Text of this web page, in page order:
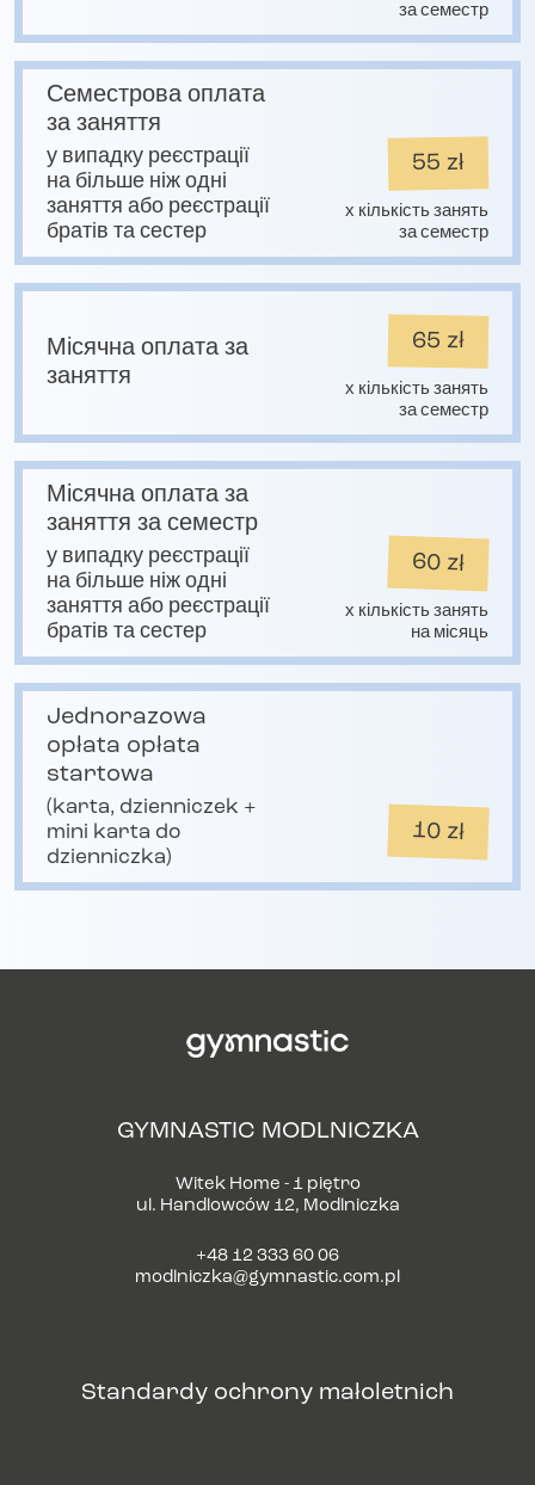
за семестр
Семестрова оплата
за заняття
у випадку реєстрації
на більше ніж одні
заняття або реєстрації
братів та сестер
55 zł
x кількість занять
за семестр
Місячна оплата за
заняття
65 zł
x кількість занять
за семестр
Місячна оплата за
заняття за семестр
у випадку реєстрації
на більше ніж одні
заняття або реєстрації
братів та сестер
60 zł
x кількість занять
на місяць
Jednorazowa
opłata opłata
startowa
(karta, dzienniczek +
mini karta do
dzienniczka)
10 zł
GYMNASTIC MODLNICZKA
Witek Home - 1 piętro
ul. Handlowców 12, Modlniczka
+48 12 333 60 06
modlniczka@gymnastic.com.pl
Standardy ochrony małoletnich